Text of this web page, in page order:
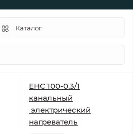
Каталог
EHC 100-0.3/1
канальный
электрический
нагреватель